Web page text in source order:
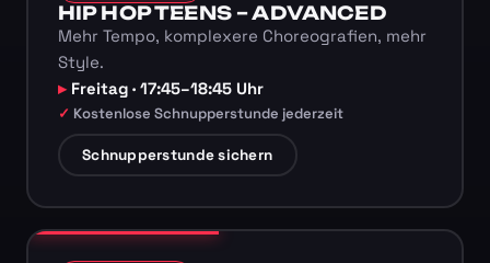
HIP HOP TEENS – ADVANCED
Mehr Tempo, komplexere Choreografien, mehr
Style.
Freitag · 17:45–18:45 Uhr
Kostenlose Schnupperstunde jederzeit
Schnupperstunde sichern